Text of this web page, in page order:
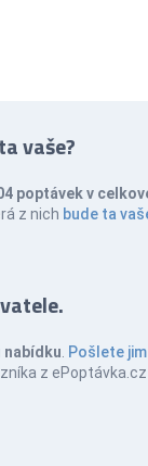
vaše?
poptávek v
z nich bude ta
nabídku Pošlete jim
z ePoptávka.cz